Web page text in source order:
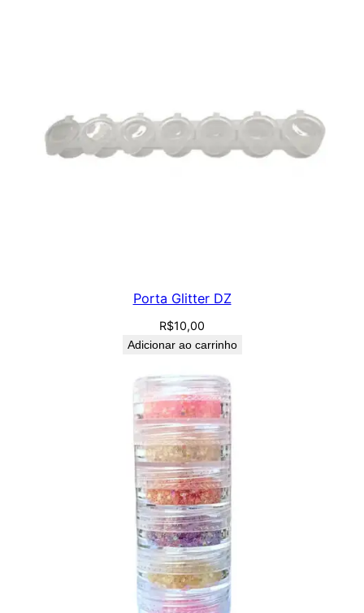
Porta Glitter DZ
R$10,00
Adicionar ao carrinho